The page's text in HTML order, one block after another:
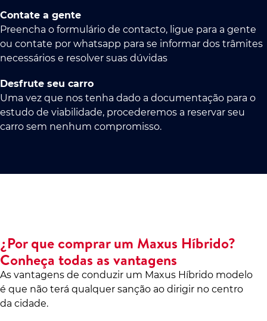
Contate a gente
Preencha o formulário de contacto, ligue para a gente
ou contate por whatsapp para se informar dos trâmites
necessários e resolver suas dúvidas
Desfrute seu carro
Uma vez que nos tenha dado a documentação para o
estudo de viabilidade, procederemos a reservar seu
carro sem nenhum compromisso.
¿Por que comprar um Maxus Híbrido?
Conheça todas as vantagens
As vantagens de conduzir um Maxus Híbrido modelo
é que não terá qualquer sanção ao dirigir no centro
da cidade.